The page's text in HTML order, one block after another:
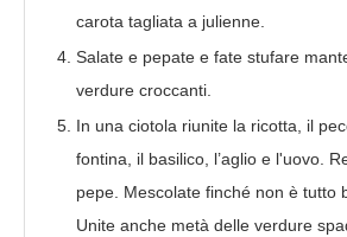
carota tagliata a julienne.
Salate e pepate e fate stufare
verdure croccanti.
In una ciotola riunite la ricotta, il
fontina, il basilico, l’aglio e l'uovo.
pepe. Mescolate finché non è tutto
Unite anche metà delle verdure